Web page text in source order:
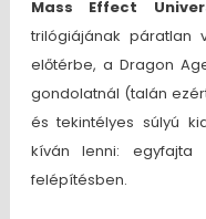
Mass Effect
trilógiájának páratlan
előtérbe, a Dragon
gondolatnál (talán
és tekintélyes súlyú
kíván lenni: egyfajta
felépítésben.